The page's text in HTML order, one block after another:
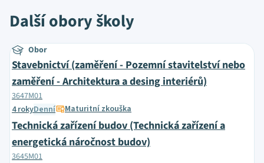
Další obory školy
Obor
Stavebnictví (zaměření - Pozemní stavitelství nebo
zaměření - Architektura a desing interiérů)
3647M01
4 rokyDenní Maturitní zkouška
Technická zařízení budov (Technická zařízení a
energetická náročnost budov)
3645M01